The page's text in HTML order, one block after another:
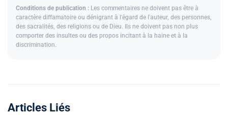
Conditions de publication : Les commentaires ne doivent pas être à
caractère diffamatoire ou dénigrant à l'égard de l'auteur, des personnes,
des sacralités, des religions ou de Dieu. Ils ne doivent pas non plus
comporter des insultes ou des propos incitant à la haine et à la
discrimination.
Articles Liés